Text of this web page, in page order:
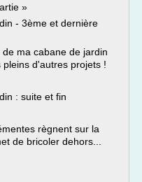
»
- 3ème et dernière
ma cabane de jardin
pleins d'autres projets !
: suite et fin
règnent sur la
de bricoler dehors...